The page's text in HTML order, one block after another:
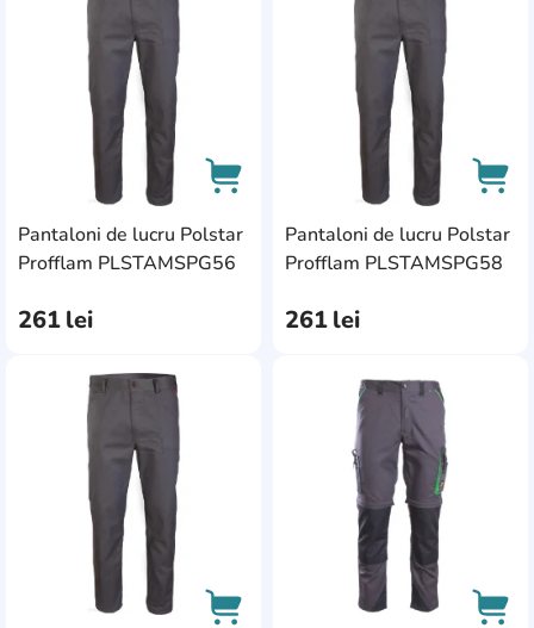
Pantaloni de lucru Polstar
Profflam PLSTAMSPG56
261lei
AddCardToCart
Pantaloni de lucru Polstar
Profflam PLSTAMSPG58
261lei
AddCardToFavourite